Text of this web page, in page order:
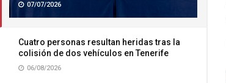
07/07/2026
Cuatro personas resultan heridas tras la
colisión de dos vehículos en Tenerife
06/08/2026